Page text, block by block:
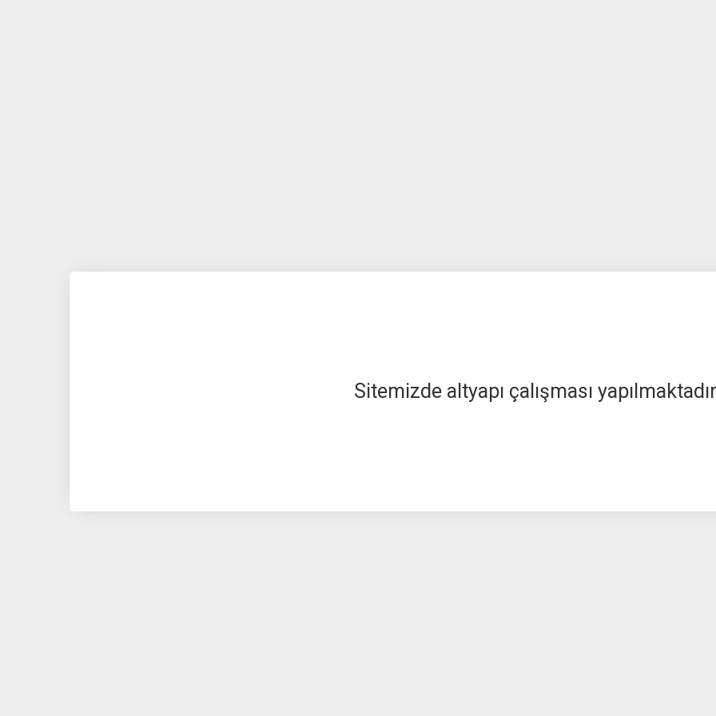
Sitemizde altyapı çalışması